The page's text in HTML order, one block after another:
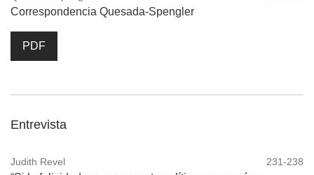
Correspondencia Quesada-Spengler
PDF
Entrevista
Judith Revel 231-238